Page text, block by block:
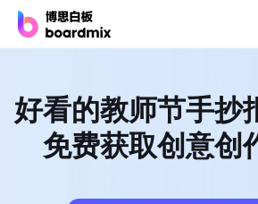
产品
博思白板
好看的教师节手抄
免费获取创意创